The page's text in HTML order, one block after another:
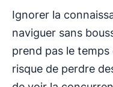
Ignorer la
naviguer sans
prend pas le
risque de perdre